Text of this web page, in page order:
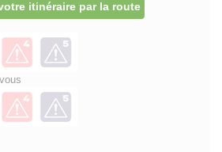
itinéraire par la route